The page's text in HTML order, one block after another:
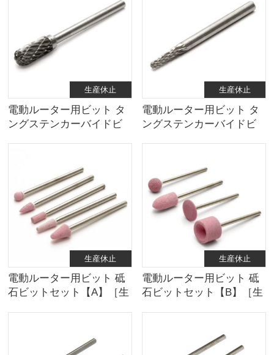
生産休止
電動ルーター用ビット タ
ングステンカーバイドビ
生産休止
電動ルーター用ビット タ
ングステンカーバイドビ
生産休止
電動ルーター用ビット 砥
石ビットセット【A】［生
生産休止
電動ルーター用ビット 砥
石ビットセット【B】［生